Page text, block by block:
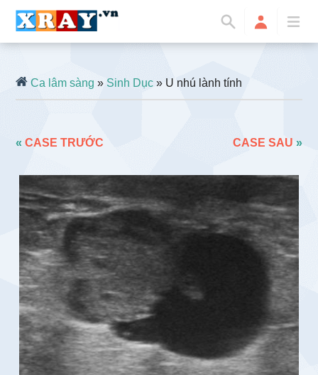
Ca lâm sàng »Sinh Dục » U nhú lành tính
«CASE TRƯỚC CASE SAU »